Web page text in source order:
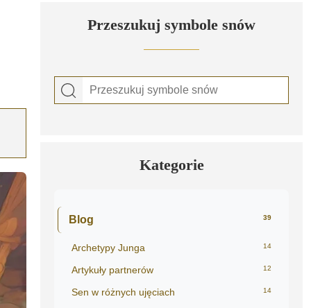
Przeszukuj symbole snów
Kategorie
Blog 39
Archetypy Junga 14
Artykuły partnerów 12
Sen w różnych ujęciach 14